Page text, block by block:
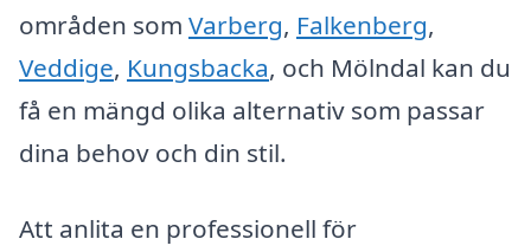
områden som Varberg, Falkenberg,
Veddige, Kungsbacka, och Mölndal kan du
få en mängd olika alternativ som passar
dina behov och din stil.
Att anlita en professionell för